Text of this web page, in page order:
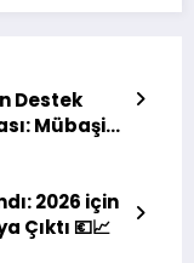
Destek
Mübaşir,
2026 için
Çıktı 💶📈